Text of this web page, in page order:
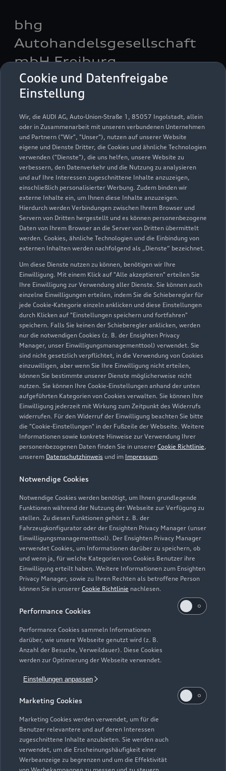
Cookie und Datenfreigabe
Einstellung
Wir, die AUDI AG, Auto-Union-Straße 1, 85057 Ingolstadt, allein
oder in Zusammenarbeit mit unseren verbundenen Unternehmen
und Partnern ("Wir", "Unser"), nutzen auf unserer Website
eigene und Dienste Dritter, die Cookies und ähnliche Technologien
verwenden ("Dienste"), die uns helfen, unsere Website zu
verbessern, den Datenverkehr und die Nutzung zu analysieren
und auf Ihre Interessen zugeschnittene Inhalte anzuzeigen,
einschließlich personalisierter Werbung. Zudem binden wir
externe Inhalte ein, um Ihnen diese Inhalte anzuzeigen.
Hierdurch werden Verbindungen zwischen Ihrem Browser und
Servern von Dritten hergestellt und es können personenbezogene
Daten von Ihrem Browser an die Server von Dritten übermittelt
werden. Cookies, ähnliche Technologien und die Einbindung von
externen Inhalten werden nachfolgend als „Dienste“ bezeichnet.
Um diese Dienste nutzen zu können, benötigen wir Ihre
Einwilligung. Mit einem Klick auf "Alle akzeptieren" erteilen Sie
Ihre Einwilligung zur Verwendung aller Dienste. Sie können auch
einzelne Einwilligungen erteilen, indem Sie die Schieberegler für
jede Cookie-Kategorie einzeln anklicken und diese Einstellungen
durch Klicken auf "Einstellungen speichern und fortfahren"
speichern. Falls Sie keinen der Schieberegler anklicken, werden
nur die notwendigen Cookies (z. B. der Ensighten Privacy
Manager, unser Einwilligungsmanagementtool) verwendet. Sie
sind nicht gesetzlich verpflichtet, in die Verwendung von Cookies
einzuwilligen, aber wenn Sie Ihre Einwilligung nicht erteilen,
können Sie bestimmte unserer Dienste möglicherweise nicht
nutzen. Sie können Ihre Cookie-Einstellungen anhand der unten
aufgeführten Kategorien von Cookies verwalten. Sie können Ihre
Einwilligung jederzeit mit Wirkung zum Zeitpunkt des Widerrufs
widerrufen. Für den Widerruf der Einwilligung beachten Sie bitte
die "Cookie-Einstellungen" in der Fußzeile der Webseite. Weitere
Informationen sowie konkrete Hinweise zur Verwendung Ihrer
personenbezogenen Daten finden Sie in unserer Cookie Richtlinie,
unserem Datenschutzhinweis und im Impressum.
Notwendige Cookies
Notwendige Cookies werden benötigt, um Ihnen grundlegende
Funktionen während der Nutzung der Webseite zur Verfügung zu
stellen. Zu diesen Funktionen gehört z. B. der
Fahrzeugkonfigurator oder der Ensighten Privacy Manager (unser
Einwilligungsmanagementtool). Der Ensighten Privacy Manager
verwendet Cookies, um Informationen darüber zu speichern, ob
und wenn ja, für welche Kategorien von Cookies Benutzer ihre
Einwilligung erteilt haben. Weitere Informationen zum Ensighten
Privacy Manager, sowie zu Ihren Rechten als betroffene Person
können Sie in unserer Cookie Richtlinie nachlesen.
Performance Cookies
Performance Cookies sammeln Informationen
darüber, wie unsere Webseite genutzt wird (z. B.
Anzahl der Besuche, Verweildauer). Diese Cookies
werden zur Optimierung der Webseite verwendet.
Einstellungen anpassen
Marketing Cookies
Marketing Cookies werden verwendet, um für die
Benutzer relevantere und auf deren Interessen
zugeschnittene Inhalte anzubieten. Sie werden auch
verwendet, um die Erscheinungshäufigkeit einer
Werbeanzeige zu begrenzen und um die Effektivität
bhg
Autohandelsgesellschaft
mbH Freiburg
Autoverkauf
Servicepartner
Audi Gebrauchtwagen :plus
Lörracher Straße 4
79115 Freiburg
0761 4902300
audi-freiburg@bhg-mobile.de
Kontaktdaten herunterladen
Öffnungszeiten
Verkauf
Geschlossen,öffnet amSamstag 08:30
Service
Geschlossen,öffnet am Samstag 08:30
Zurück nach oben
Modelle
Elektromodelle
Plug-in-Hybride
Neuwagensuche
Gebrauchtwagensuche
Geschäftskunden
Service & Zubehör
Saisonale Angebote
Audi Services
Garantie
Audi digital services
myAudi
Support
Audi Code
Häufige Fragen (FAQ)
Über Audi
Unternehmen
Karriere
Investor Relations
© 2026 AUDI AG. Alle Rechte vorbehalten